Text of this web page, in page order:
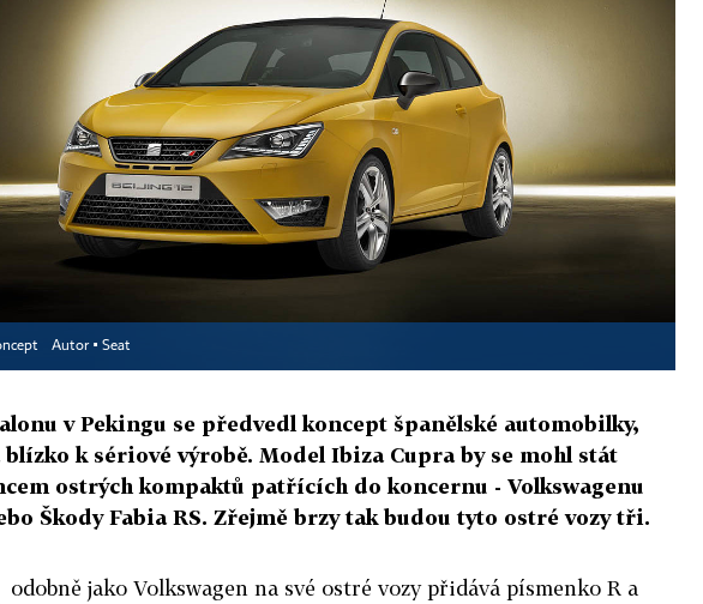
Autor ▪ Seat
v Pekingu se předvedl koncept španělské automobilky,
k sériové výrobě. Model Ibiza Cupra by se mohl stát
ostrých kompaktů patřících do koncernu - Volkswagenu
Škody Fabia RS. Zřejmě brzy tak budou tyto ostré vozy tři.
odobně jako Volkswagen na své ostré vozy přidává písmenko R a